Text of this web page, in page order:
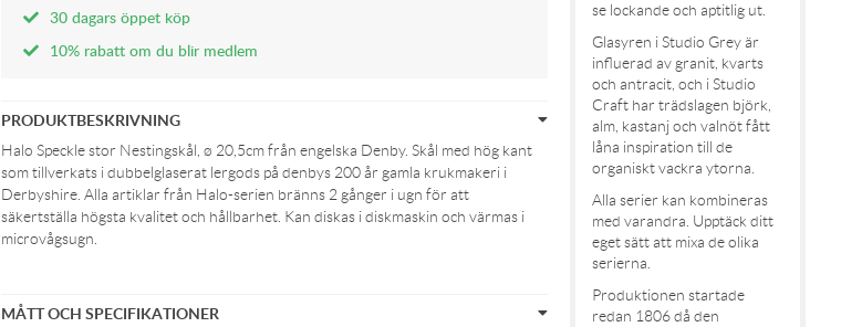
30 dagars öppet köp
10% rabatt om du blir medlem
PRODUKTBESKRIVNING
Halo Speckle stor Nestingskål, ø 20,5cm från engelska Denby. Skål med hög kant
som tillverkats i dubbelglaserat lergods på denbys 200 år gamla krukmakeri i
Derbyshire. Alla artiklar från Halo-serien bränns 2 gånger i ugn för att
säkertställa högsta kvalitet och hållbarhet. Kan diskas i diskmaskin och värmas i
microvågsugn.
MÅTT OCH SPECIFIKATIONER
se lockande och aptitlig ut.
Glasyren i Studio Grey är
influerad av granit, kvarts
och antracit, och i Studio
Craft har trädslagen björk,
alm, kastanj och valnöt fått
låna inspiration till de
organiskt vackra ytorna.
Alla serier kan kombineras
med varandra. Upptäck ditt
eget sätt att mixa de olika
serierna.
Produktionen startade
redan 1806 då den